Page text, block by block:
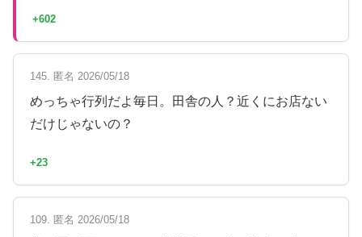
+602
145. 匿名 2026/05/18
めっちゃ行列だよ毎日。田舎の人？近くにお店ない
だけじゃないの？
+23
109. 匿名 2026/05/18